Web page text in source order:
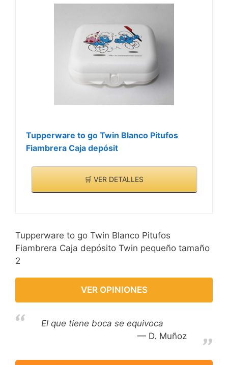
Tupperware to go Twin Blanco Pitufos
Fiambrera Caja depósit
🛒 VER DETALLES
Tupperware to go Twin Blanco Pitufos
Fiambrera Caja depósito Twin pequeño tamaño
2
VER OPINIONES
El que tiene boca se equivoca
D. Muñoz